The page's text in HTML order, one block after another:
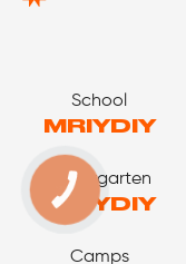
School
MRIYDIY
Kindergarten
MRIYDIY
Camps
КНОПКА
ЗВ'ЯЗКУ